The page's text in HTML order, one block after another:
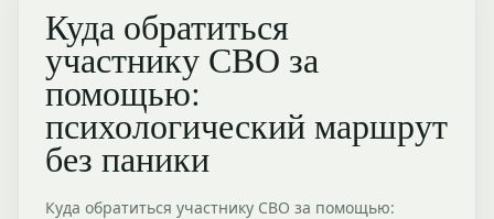
Куда обратиться
участнику СВО за
помощью:
психологический маршрут
без паники
Куда обратиться участнику СВО за помощью: